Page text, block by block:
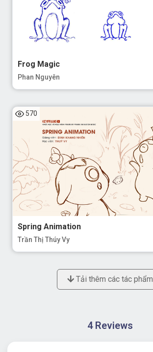
Frog Magic
Phan Nguyên
570
Spring Animation
Trần Thị Thúy Vy
Tải thêm các tác phẩm
4 Reviews